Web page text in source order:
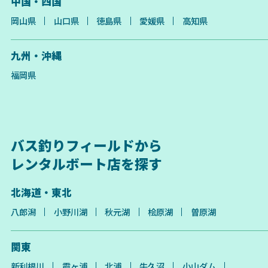
岡山県 山口県 徳島県 愛媛県 高知県
九州・沖縄
福岡県
バス釣りフィールドから
レンタルボート店を探す
北海道・東北
八郎潟 小野川湖 秋元湖 桧原湖 曽原湖
関東